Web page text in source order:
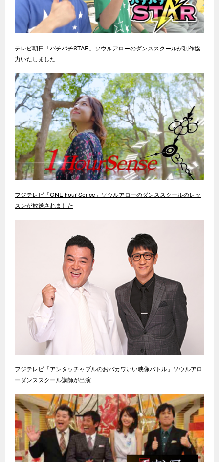
テレビ朝日「バチバチSTAR」ソウルアローのダンススクールが制作協
力いたしました
フジテレビ「ONE hour Sence」ソウルアローのダンススクールのレッ
スンが放送されました
フジテレビ「アンタッチャブルのおバカワいい映像バトル」ソウルアロ
ーダンススクール講師が出演